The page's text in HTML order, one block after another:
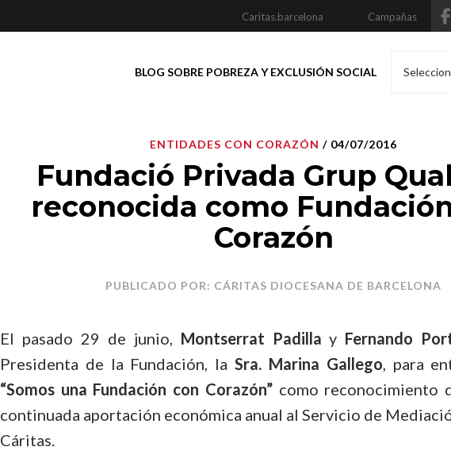
Caritas.barcelona Campañas
BLOG SOBRE POBREZA Y EXCLUSIÓN SOCIAL
ENTIDADES CON CORAZÓN / 04/07/2016
Fundació Privada Grup
reconocida como
Corazón
PUBLICADO POR: CÁRITAS DIOCESANA DE BARCELONA
El pasado 29 de junio, Montserrat Padilla y Fernando
Presidenta de la Fundación, laSra. Marina Gallego, para
“Somos una Fundación con Corazón”como reconocimiento
continuada aportación económica anual al Servicio de
Cáritas.